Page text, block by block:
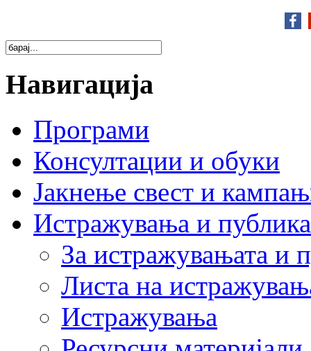
Навигација
Програми
Консултации и обуки
Јакнење свест и
Истражувања и
За истражувањата и
Листа на
Истражувања